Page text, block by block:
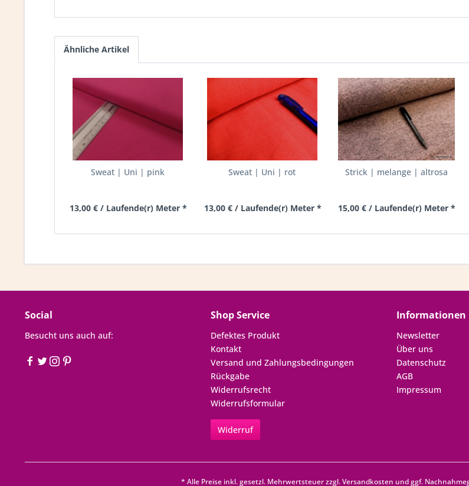
Ähnliche Artikel
Sweat | Uni | pink
13,00 € / Laufende(r) Meter *
Sweat | Uni | rot
13,00 € / Laufende(r) Meter *
Strick | melange | altrosa
15,00 € / Laufende(r) Meter *
Social
Besucht uns auch auf:
Shop Service
Defektes Produkt
Kontakt
Versand und Zahlungsbedingungen
Rückgabe
Widerrufsrecht
Widerrufsformular
Widerruf
Informationen
Newsletter
Über uns
Datenschutz
AGB
Impressum
* Alle Preise inkl. gesetzl. Mehrwertsteuer zzgl.Versandkosten und ggf.